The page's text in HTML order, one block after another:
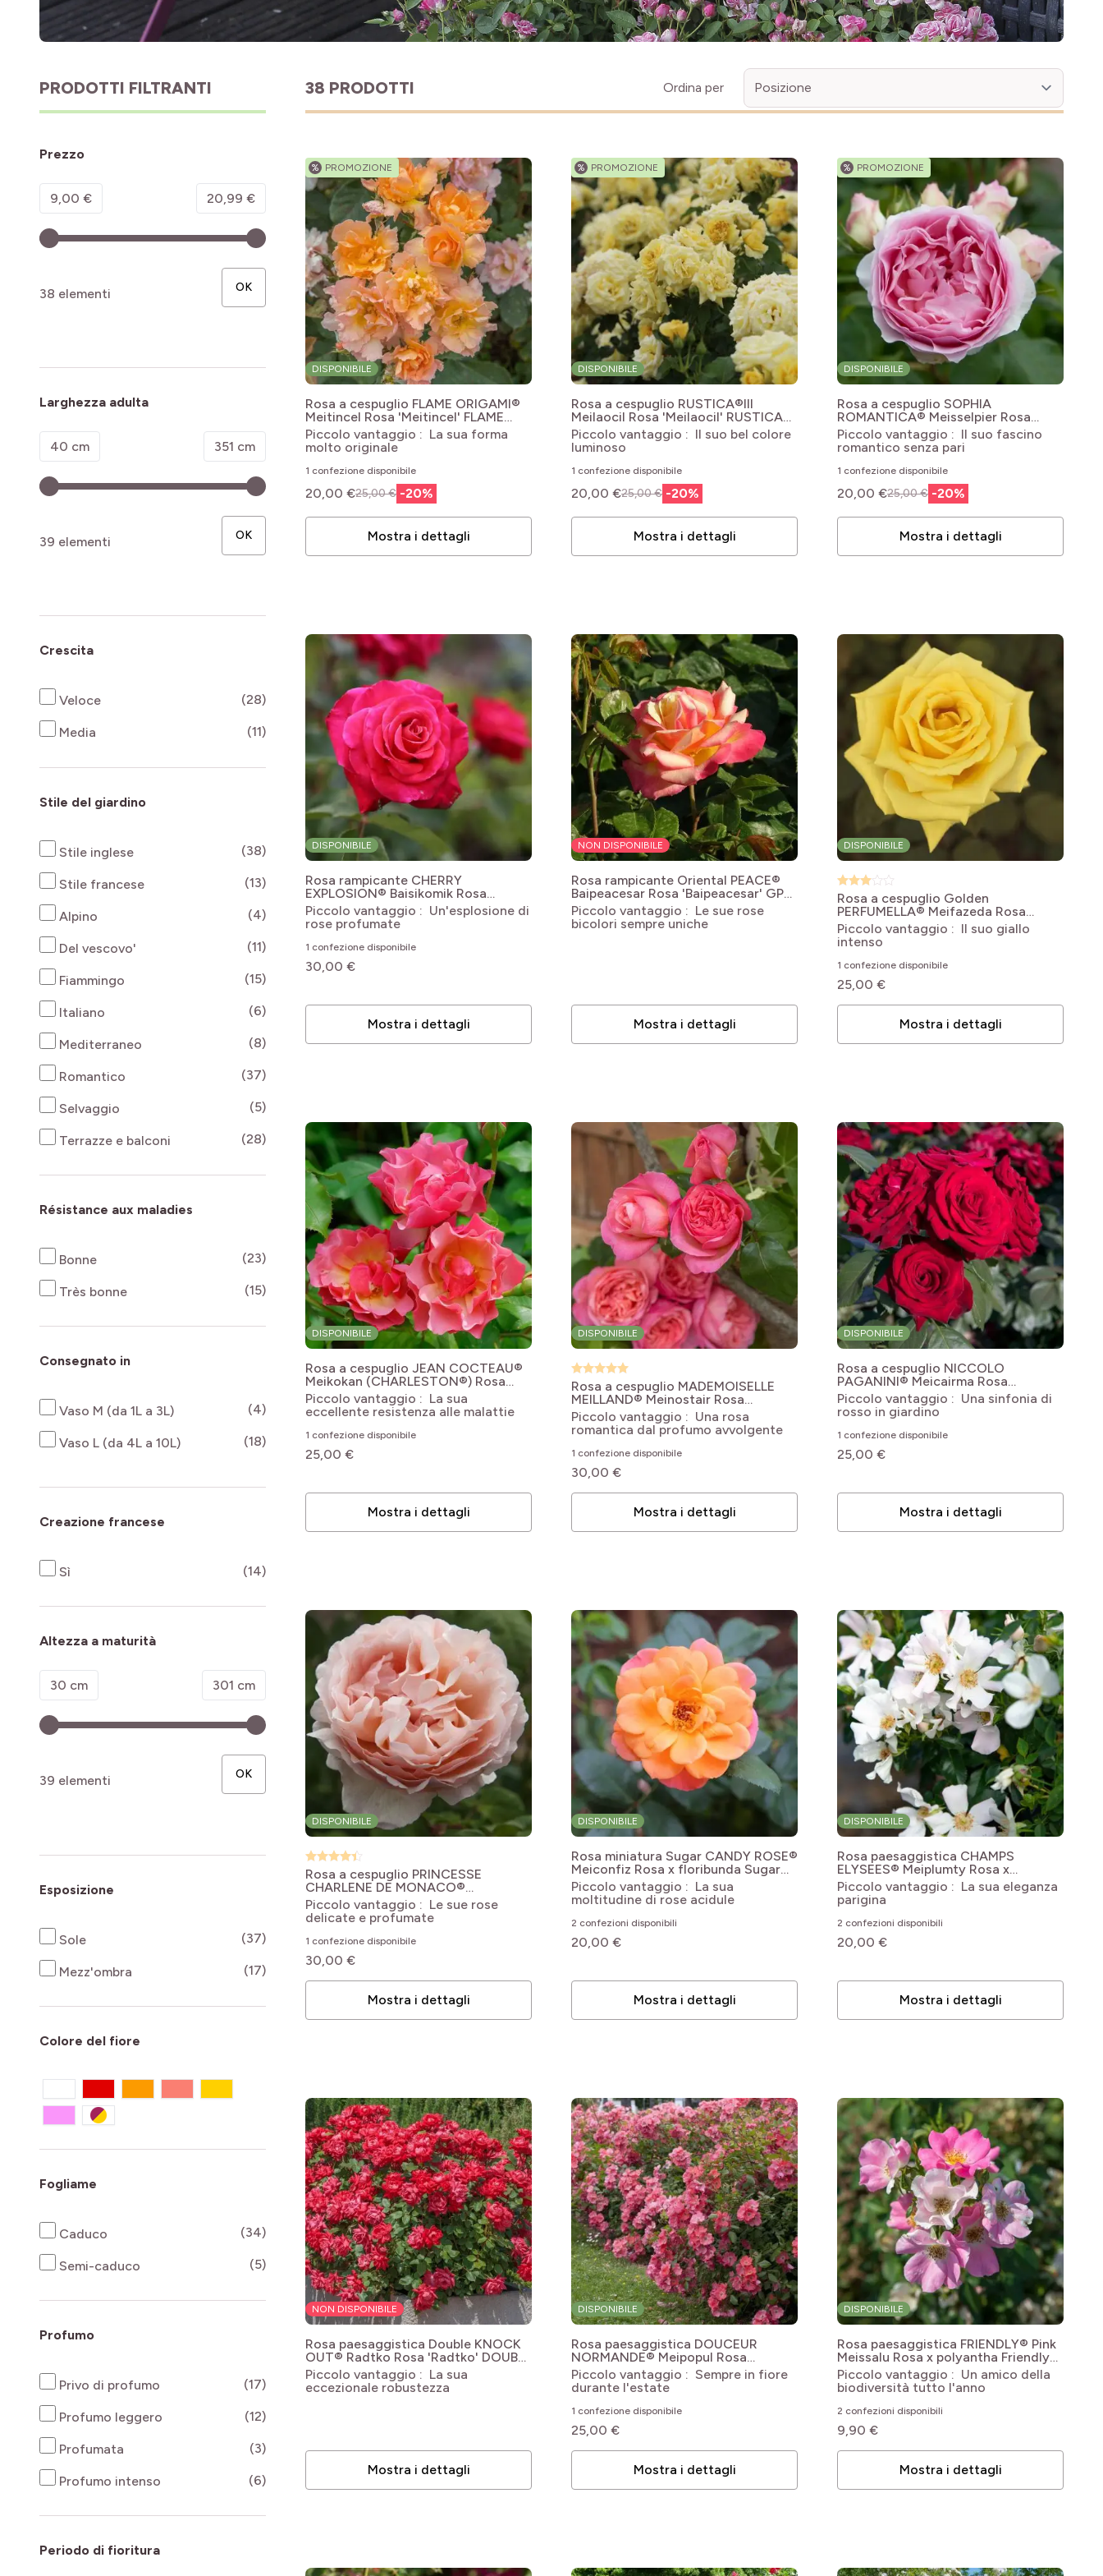
PRODOTTI FILTRANTI
Prezzo
Minimum value
9,00 € Valore massimo
20,99 €
38 elementi OK
Larghezza adulta
Minimum value
40 cm Valore massimo
351 cm
39 elementi OK
Crescita
Veloce (28)products available
Media (11)products available
Stile del giardino
Stile inglese (38)products available
Stile francese (13)products available
Alpino (4)products available
Del vescovo' (11)products available
Fiammingo (15)products available
Italiano (6)products available
Mediterraneo (8)products available
Romantico (37)products available
Selvaggio (5)products available
Terrazze e balconi (28)products available
Résistance aux maladies
Bonne (23)products available
Très bonne (15)products available
Consegnato in
Vaso M (da 1L a 3L) (4)products available
Vaso L (da 4L a 10L) (18)products available
Creazione francese
Sì (14)products available
Altezza a maturità
Minimum value
30 cm Valore massimo
301 cm
39 elementi OK
Esposizione
Sole (37)products available
Mezz'ombra (17)products available
Colore del fiore
Fogliame
Caduco (34)products available
Semi-caduco (5)products available
Profumo
Privo di profumo (17)products available
Profumo leggero (12)products available
Profumata (3)products available
Profumo intenso (6)products available
Periodo di fioritura
38 PRODOTTI Ordina per
% PROMOZIONE
DISPONIBILE
Rosa a cespuglio FLAME ORIGAMI®
Meitincel Rosa 'Meitincel' FLAME
ORIGAMI®
Piccolo vantaggio : La sua forma
molto originale
1 confezione disponibile
20,00 €25,00 € -20%
Mostra i dettagli
% PROMOZIONE
DISPONIBILE
Rosa a cespuglio RUSTICA®III
Meilaocil Rosa 'Meilaocil' RUSTICA®
III
Piccolo vantaggio : Il suo bel colore
luminoso
1 confezione disponibile
20,00 €25,00 € -20%
Mostra i dettagli
% PROMOZIONE
DISPONIBILE
Rosa a cespuglio SOPHIA
ROMANTICA® Meisselpier Rosa
'Meisselpier' SOPHIA ROMANTICA®
Piccolo vantaggio : Il suo fascino
romantico senza pari
1 confezione disponibile
20,00 €25,00 € -20%
Mostra i dettagli
DISPONIBILE
Rosa rampicante CHERRY
EXPLOSION® Baisikomik Rosa
'Baisikomik' CHERRY EXPLOSION®
Piccolo vantaggio : Un'esplosione di
rose profumate
1 confezione disponibile
30,00 €
Mostra i dettagli
NON DISPONIBILE
Rosa rampicante Oriental PEACE®
Baipeacesar Rosa 'Baipeacesar' GPT
ORIENTAL PEACE®
Piccolo vantaggio : Le sue rose
bicolori sempre uniche
Mostra i dettagli
DISPONIBILE
Rosa a cespuglio Golden
PERFUMELLA® Meifazeda Rosa
'Meifazeda' GOLDEN PERFUMELLA®
/ NICOLAS HULOT®
Piccolo vantaggio : Il suo giallo
intenso
1 confezione disponibile
25,00 €
Mostra i dettagli
DISPONIBILE
Rosa a cespuglio JEAN COCTEAU®
Meikokan (CHARLESTON®) Rosa
'Meikokan' JEAN COCTEAU®
Piccolo vantaggio : La sua
eccellente resistenza alle malattie
1 confezione disponibile
25,00 €
Mostra i dettagli
DISPONIBILE
Rosa a cespuglio MADEMOISELLE
MEILLAND® Meinostair Rosa
'Meinostair' MADEMOISELLE
MEILLAND®
Piccolo vantaggio : Una rosa
romantica dal profumo avvolgente
1 confezione disponibile
30,00 €
Mostra i dettagli
DISPONIBILE
Rosa a cespuglio NICCOLO
PAGANINI® Meicairma Rosa
'Meicairma' NICCOLO PAGANINI®
Piccolo vantaggio : Una sinfonia di
rosso in giardino
1 confezione disponibile
25,00 €
Mostra i dettagli
DISPONIBILE
Rosa a cespuglio PRINCESSE
CHARLENE DE MONACO®
Meidysouk Rosa Princesse Charlene
de Monaco 'Meidysouk'
Piccolo vantaggio : Le sue rose
delicate e profumate
1 confezione disponibile
30,00 €
Mostra i dettagli
DISPONIBILE
Rosa miniatura Sugar CANDY ROSE®
Meiconfiz Rosa x floribunda Sugar
Candy Rose® Meiconfiz
Piccolo vantaggio : La sua
moltitudine di rose acidule
2 confezioni disponibili
20,00 €
Mostra i dettagli
DISPONIBILE
Rosa paesaggistica CHAMPS
ELYSEES® Meiplumty Rosa x
floribunda Street Colors® Champs
Elysées® 'Meiplumty'
Piccolo vantaggio : La sua eleganza
parigina
2 confezioni disponibili
20,00 €
Mostra i dettagli
NON DISPONIBILE
Rosa paesaggistica Double KNOCK
OUT® Radtko Rosa 'Radtko' DOUBLE
KNOCK OUT®
Piccolo vantaggio : La sua
eccezionale robustezza
Mostra i dettagli
DISPONIBILE
Rosa paesaggistica DOUCEUR
NORMANDE® Meipopul Rosa
Douceur Normande® 'Meipopul'
Piccolo vantaggio : Sempre in fiore
durante l'estate
1 confezione disponibile
25,00 €
Mostra i dettagli
DISPONIBILE
Rosa paesaggistica FRIENDLY® Pink
Meissalu Rosa x polyantha Friendly®
Pink 'Meissalu'
Piccolo vantaggio : Un amico della
biodiversità tutto l'anno
2 confezioni disponibili
9,90 €
Mostra i dettagli